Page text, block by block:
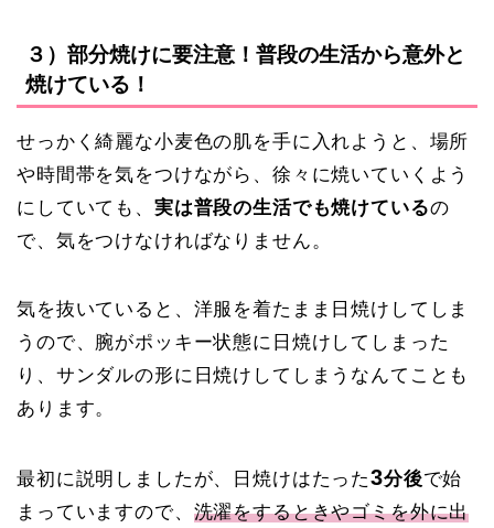
３）部分焼けに要注意！普段の生活から意外と
焼けている！
せっかく綺麗な小麦色の肌を手に入れようと、場所
や時間帯を気をつけながら、徐々に焼いていくよう
にしていても、 実は普段の生活でも焼けているの
で、気をつけなければなりません。
気を抜いていると、洋服を着たまま日焼けしてしま
うので、腕がポッキー状態に日焼けしてしまった
り、サンダルの形に日焼けしてしまうなんてことも
あります。
最初に説明しましたが、日焼けはたった3分後で始
まっていますので、 洗濯をするときやゴミを外に出